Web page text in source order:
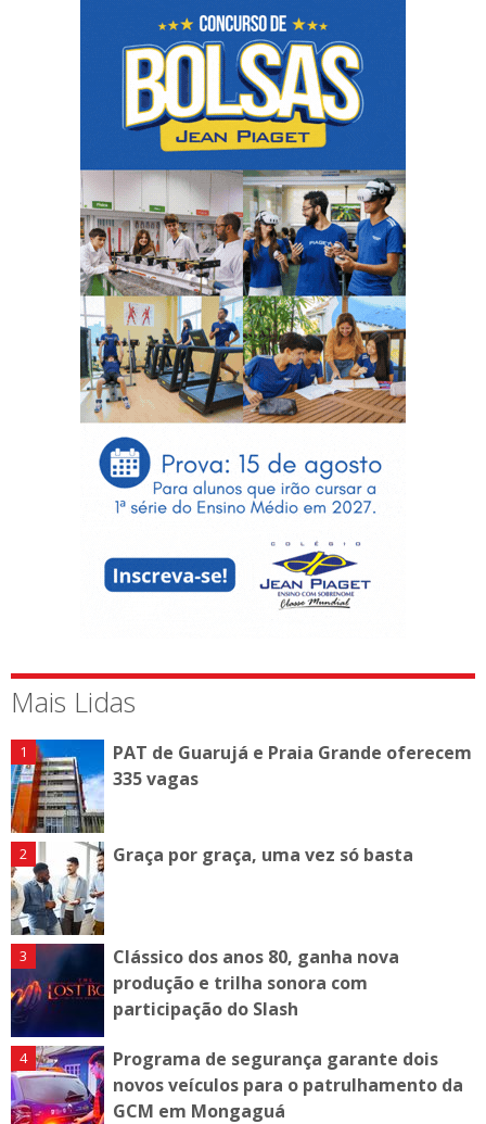
Mais Lidas
PAT de Guarujá e Praia Grande oferecem
335 vagas
Graça por graça, uma vez só basta
Clássico dos anos 80, ganha nova
produção e trilha sonora com
participação do Slash
Programa de segurança garante dois
novos veículos para o patrulhamento da
GCM em Mongaguá